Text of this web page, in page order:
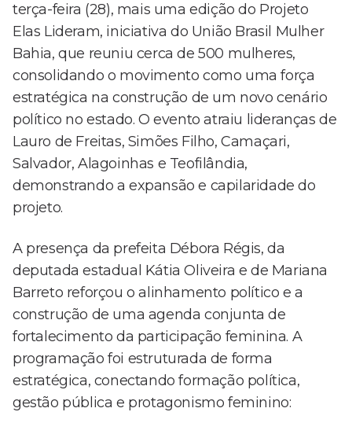
terça-feira (28), mais uma edição do Projeto
Elas Lideram, iniciativa do União Brasil Mulher
Bahia, que reuniu cerca de 500 mulheres,
consolidando o movimento como uma força
estratégica na construção de um novo cenário
político no estado. O evento atraiu lideranças de
Lauro de Freitas, Simões Filho, Camaçari,
Salvador, Alagoinhas e Teofilândia,
demonstrando a expansão e capilaridade do
projeto.
A presença da prefeita Débora Régis, da
deputada estadual Kátia Oliveira e de Mariana
Barreto reforçou o alinhamento político e a
construção de uma agenda conjunta de
fortalecimento da participação feminina. A
programação foi estruturada de forma
estratégica, conectando formação política,
gestão pública e protagonismo feminino: